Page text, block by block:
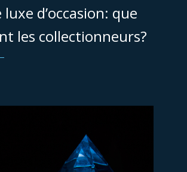
d’occasion: que
les collectionneurs?